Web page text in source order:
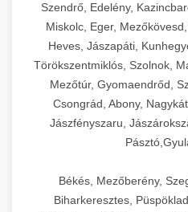
chef-
Teljes körű
professzionális
Minden, ami
chef-
kereskedelmi
Szendrő, Edelény,
Miskolc, Eger,
Heves, Jászapáti,
Törökszentmiklós, Szolnok,
Mezőtúr, Gyomaendrőd,
Csongrád, Abony,
Jászfényszaru,
Békés, Mezőberény,
Biharkeresztes,